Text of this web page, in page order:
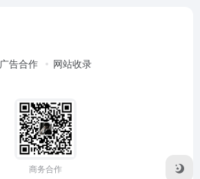
广告合作 网站收录
商务合作